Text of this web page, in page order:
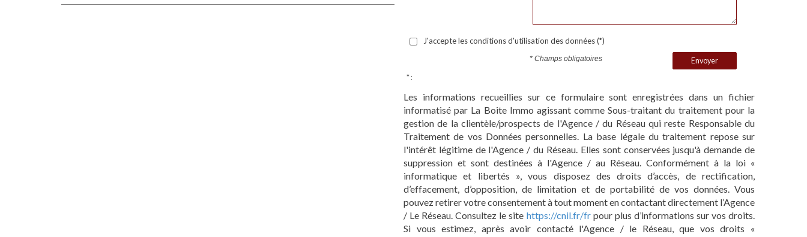
J'accepte les conditions d'utilisation des données (*)
Envoyer
* Champs obligatoires
* :
Les informations recueillies sur ce formulaire sont enregistrées dans un fichier
informatisé par La Boite Immo agissant comme Sous-traitant du traitement pour la
gestion de la clientèle/prospects de l'Agence / du Réseau qui reste Responsable du
Traitement de vos Données personnelles. La base légale du traitement repose sur
l'intérêt légitime de l'Agence / du Réseau. Elles sont conservées jusqu'à demande de
suppression et sont destinées à l'Agence / au Réseau. Conformément à la loi «
informatique et libertés », vous disposez des droits d’accès, de rectification,
d’effacement, d’opposition, de limitation et de portabilité de vos données. Vous
pouvez retirer votre consentement à tout moment en contactant directement l’Agence
/ Le Réseau. Consultez le site https://cnil.fr/frpour plus d’informations sur vos droits.
Si vous estimez, après avoir contacté l'Agence / le Réseau, que vos droits «